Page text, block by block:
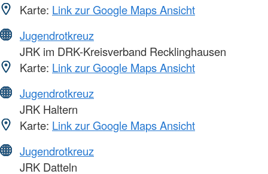
Karte: Link zur Google Maps Ansicht
Jugendrotkreuz
JRK im DRK-Kreisverband Recklinghausen
Karte: Link zur Google Maps Ansicht
Jugendrotkreuz
JRK Haltern
Karte: Link zur Google Maps Ansicht
Jugendrotkreuz
JRK Datteln